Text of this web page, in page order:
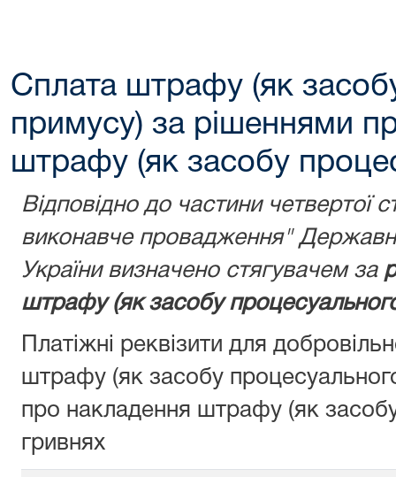
Сплата штрафу (як
примусу) за рішеннями
штрафу (як засобу
Відповідно до частини четвертої
виконавче провадження"
України визначено стягувачем за
штрафу (як засобу
Платіжні реквізити для
штрафу (як засобу
про накладення штрафу (як
гривнях